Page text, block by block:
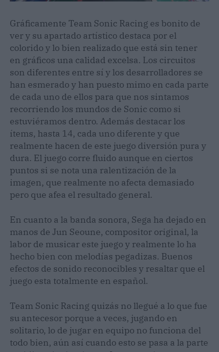
Gráficamente Team Sonic Racing es bonito de
ver y su apartado artístico destaca por el
colorido y lo bien realizado que está sin tener
en gráficos una calidad excelsa. Los circuitos
son diferentes entre sí y los desarrolladores se
han esmerado y han puesto mimo en cada parte
de cada uno de ellos para que nos sintamos
recorriendo los mundos de Sonic como si
estuviéramos dentro. Además destacar los
ítems, hasta 14, cada uno diferente y que
realmente hacen de este juego diversión pura y
dura. El juego corre fluido aunque en ciertos
puntos si se nota una ralentización de la
imagen, que realmente no afecta demasiado
pero que afea el resultado general.
En cuanto a la banda sonora, Sega ha dejado en
manos de Jun Seoune, compositor original, la
labor de musicar este juego y realmente lo ha
hecho bien con melodías pegadizas. Buenos
efectos de sonido reconocibles y resaltar que el
juego esta totalmente en español.
Team Sonic Racing quizás no llegué a lo que fue
su antecesor porque a veces, jugando en
solitario, lo de jugar en equipo no funciona del
todo bien, aún así cuando esto se pasa a la parte